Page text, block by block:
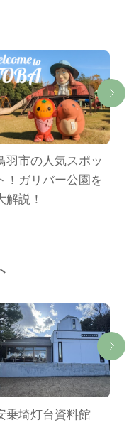
羽市の人気スポッ
！ガリバー公園を
解説！
乗埼灯台資料館